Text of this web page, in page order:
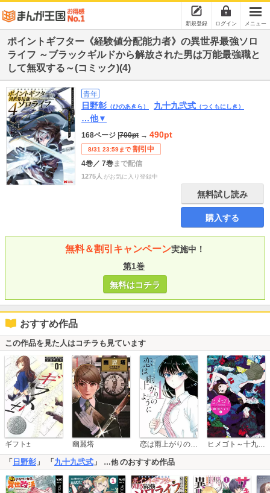
新規登録 ログイン メニュー
ポイントギフター《経験値分配能力者》の異世界最強ソロ
ライフ ～ブラックギルドから解放された男は万能最強職と
して無双する～(コミック)(4)
青年
日野彰 （ひのあきら） 九十九弐式 （つくもにしき）
…他▼
168ページ 700pt → 490pt
8/31 23:59まで 割引中
4巻／ 7巻まで配信
1275人 がお気に入り登録中
無料試し読み
購入する
無料＆割引キャンペーン実施中！
第1巻
無料はコチラ
おすすめ作品
この作品を見た人はコチラも見ています
ギフト± 幽麗塔 恋は雨上がりのように ヒメゴト～十九歳の制服～
「 日野彰 」 「 九十九弐式 」 …他のおすすめ作品